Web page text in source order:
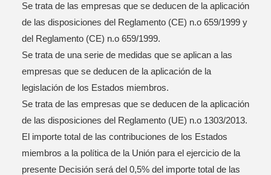
Se trata de las empresas que se deducen de la aplicación
de las disposiciones del Reglamento (CE) n.o 659/1999 y
del Reglamento (CE) n.o 659/1999.
Se trata de una serie de medidas que se aplican a las
empresas que se deducen de la aplicación de la
legislación de los Estados miembros.
Se trata de las empresas que se deducen de la aplicación
de las disposiciones del Reglamento (UE) n.o 1303/2013.
El importe total de las contribuciones de los Estados
miembros a la política de la Unión para el ejercicio de la
presente Decisión será del 0,5% del importe total de las